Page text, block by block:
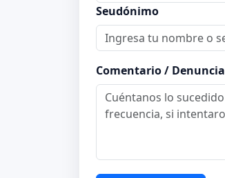
Seudónimo
Comentario / Denuncia